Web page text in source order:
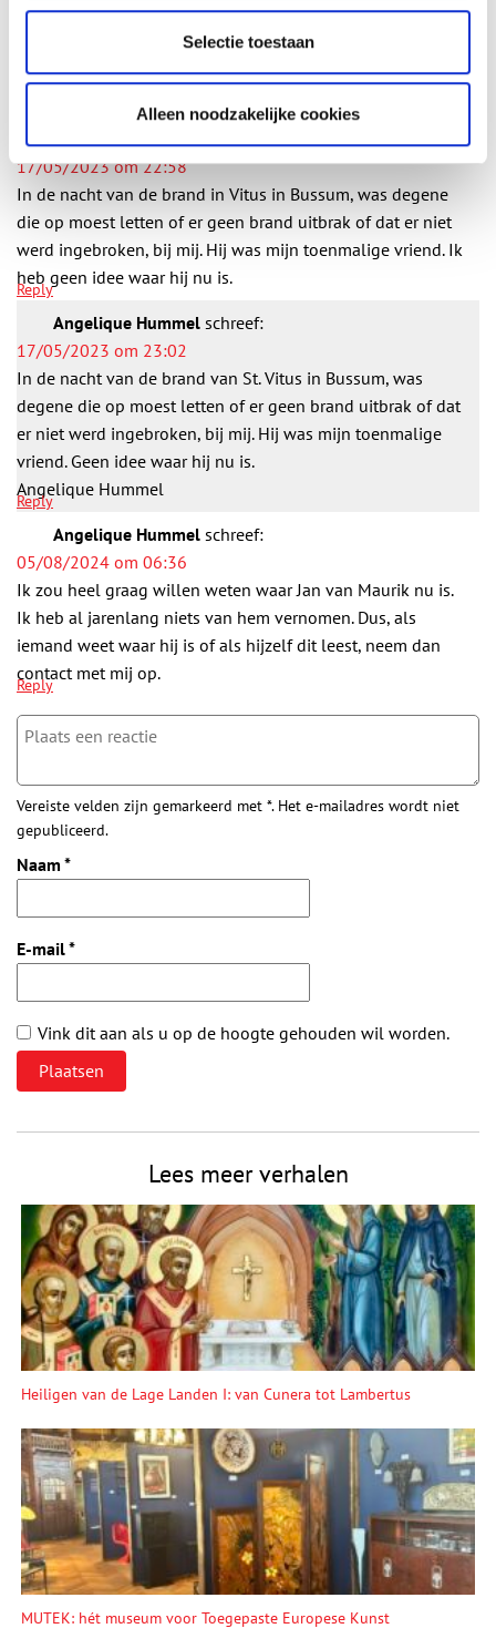
Selectie toestaan
Alleen noodzakelijke cookies
Vul deze informatie aan of geef een reactie.
A
17/05/2023 om 22:58
In de nacht van de brand in Vitus in Bussum, was degene
die op moest letten of er geen brand uitbrak of dat er niet
werd ingebroken, bij mij. Hij was mijn toenmalige vriend. Ik
heb geen idee waar hij nu is.
Reply
Angelique Hummel schreef:
17/05/2023 om 23:02
In de nacht van de brand van St. Vitus in Bussum, was
degene die op moest letten of er geen brand uitbrak of dat
er niet werd ingebroken, bij mij. Hij was mijn toenmalige
vriend. Geen idee waar hij nu is.
Angelique Hummel
Reply
Angelique Hummel schreef:
05/08/2024 om 06:36
Ik zou heel graag willen weten waar Jan van Maurik nu is.
Ik heb al jarenlang niets van hem vernomen. Dus, als
iemand weet waar hij is of als hijzelf dit leest, neem dan
contact met mij op.
Reply
Vereiste velden zijn gemarkeerd met *. Het e-mailadres wordt niet
gepubliceerd.
Naam *
E-mail*
Vink dit aan als u op de hoogte gehouden wil worden.
Lees meer verhalen
Heiligen van de Lage Landen I: van Cunera tot Lambertus
MUTEK: hét museum voor Toegepaste Europese Kunst